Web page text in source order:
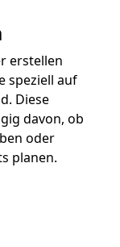
erstellen
speziell auf
Diese
davon, ob
oder
planen.